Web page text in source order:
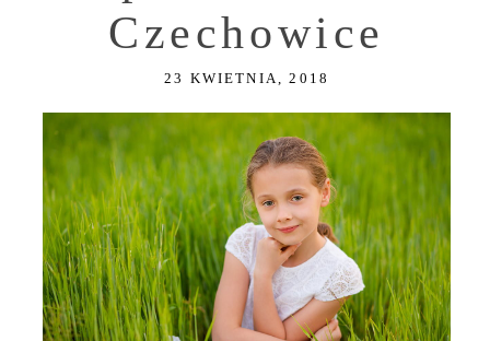
Czechowice
23 KWIETNIA, 2018